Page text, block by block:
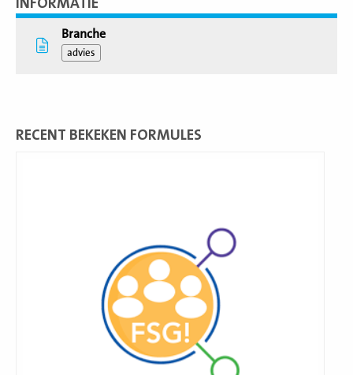
Branche
advies
RECENT BEKEKEN FORMULES